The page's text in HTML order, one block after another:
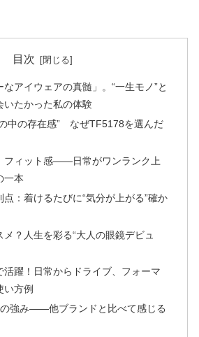
目次
なアイウェアの真髄」。“一生モノ”と
いたかった私の体験
中の存在感” なぜTF5178を選んだ
フィット感――日常がワンランク上
一本
：着けるたびに“気分が上がる”確か
メ？人生を彩る“大人の眼鏡デビュ
活躍！日常からドライブ、フォーマ
方例
の強み――他ブランドと比べて感じる